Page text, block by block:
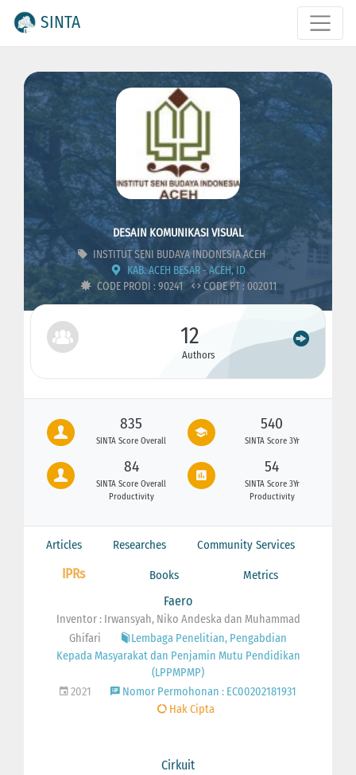
SINTA
DESAIN KOMUNIKASI VISUAL
INSTITUT SENI BUDAYA INDONESIA ACEH
KAB. ACEH BESAR - ACEH, ID
CODE PRODI : 90241
CODE PT : 002011
12
Authors
835
SINTA Score Overall
540
SINTA Score 3Yr
84
SINTA Score Overall
Productivity
54
SINTA Score 3Yr
Productivity
Articles Researches Community Services
IPRs Books Metrics
Faero
Inventor : Irwansyah, Niko Andeska dan Muhammad
Ghifari
Lembaga Penelitian, Pengabdian
Kepada Masyarakat dan Penjamin Mutu Pendidikan
(LPPMPMP)
2021
Nomor Permohonan : EC00202181931
Hak Cipta
Cirkuit